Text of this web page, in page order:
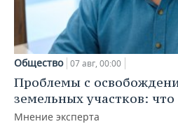
Общество 07 авг, 00:00
Проблемы с
земельных участков:
Мнение эксперта